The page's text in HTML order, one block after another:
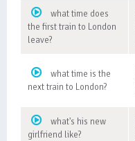
what time does
the first train to London
leave?
what time is the
next train to London?
what's his new
girlfriend like?